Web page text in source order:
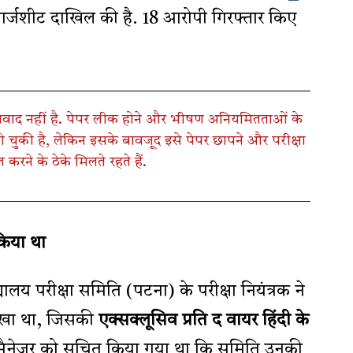
दाखिल की है. 18 आरोपी गिरफ्तार किए
नहीं है. पेपर लीक होने और भीषण अनियमितताओं के
चुकी है, लेकिन इसके बावजूद इसे पेपर छापने और परीक्षा
करने के ठेके मिलते रहते हैं.
था
परीक्षा समिति (पटना) के परीक्षा नियंत्रक ने
था, जिसकीएक्सक्लूसिव प्रति द वायर हिंदी के